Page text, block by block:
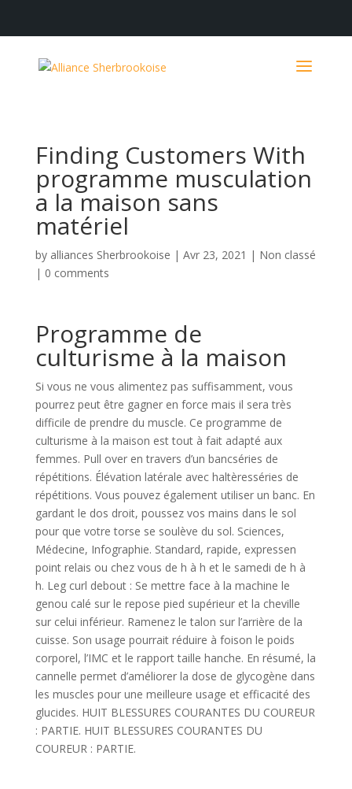
Finding Customers With
programme musculation
a la maison sans
matériel
by alliances Sherbrookoise | Avr 23, 2021 | Non classé
| 0 comments
Programme de
culturisme à la maison
Si vous ne vous alimentez pas suffisamment, vous
pourrez peut être gagner en force mais il sera très
difficile de prendre du muscle. Ce programme de
culturisme à la maison est tout à fait adapté aux
femmes. Pull over en travers d’un bancséries de
répétitions. Élévation latérale avec haltèresséries de
répétitions. Vous pouvez également utiliser un banc. En
gardant le dos droit, poussez vos mains dans le sol
pour que votre torse se soulève du sol. Sciences,
Médecine, Infographie. Standard, rapide, expressen
point relais ou chez vous de h à h et le samedi de h à
h. Leg curl debout : Se mettre face à la machine le
genou calé sur le repose pied supérieur et la cheville
sur celui inférieur. Ramenez le talon sur l’arrière de la
cuisse. Son usage pourrait réduire à foison le poids
corporel, l’IMC et le rapport taille hanche. En résumé, la
cannelle permet d’améliorer la dose de glycogène dans
les muscles pour une meilleure usage et efficacité des
glucides. HUIT BLESSURES COURANTES DU COUREUR
: PARTIE. HUIT BLESSURES COURANTES DU
COUREUR : PARTIE.